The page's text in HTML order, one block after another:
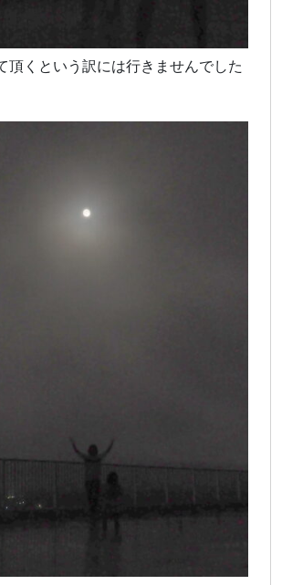
頂くという訳には行きませんでした